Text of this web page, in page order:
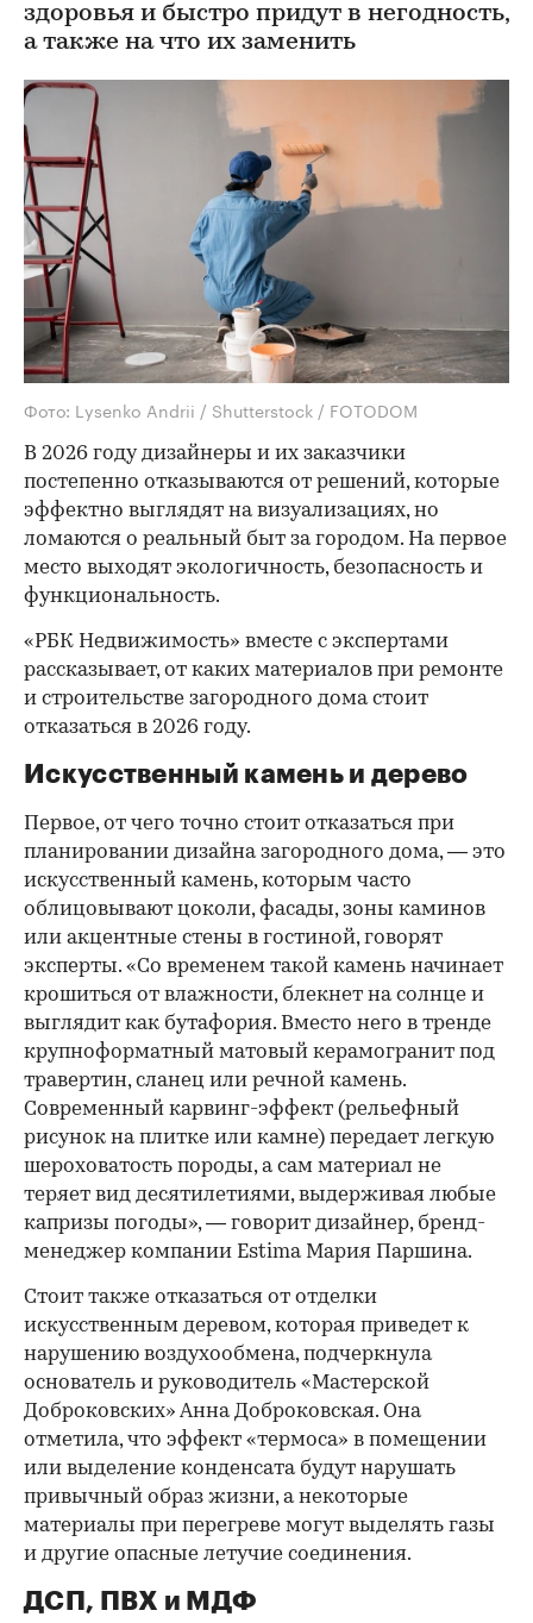
здоровья и быстро придут в негодность,
а также на что их заменить
Фото: Lysenko Andrii / Shutterstock / FOTODOM
В 2026 году дизайнеры и их заказчики
постепенно отказываются от решений, которые
эффектно выглядят на визуализациях, но
ломаются о реальный быт за городом. На первое
место выходят экологичность, безопасность и
функциональность.
«РБК Недвижимость» вместе с экспертами
рассказывает, от каких материалов при ремонте
и строительстве загородного дома стоит
отказаться в 2026 году.
Искусственный камень и дерево
00:00 / 00:00
Первое, от чего точно стоит отказаться при
планировании дизайна загородного дома, — это
искусственный камень, которым часто
облицовывают цоколи, фасады, зоны каминов
или акцентные стены в гостиной, говорят
эксперты. «Со временем такой камень начинает
крошиться от влажности, блекнет на солнце и
выглядит как бутафория. Вместо него в тренде
крупноформатный матовый керамогранит под
травертин, сланец или речной камень.
Современный карвинг-эффект (рельефный
рисунок на плитке или камне) передает легкую
шероховатость породы, а сам материал не
теряет вид десятилетиями, выдерживая любые
капризы погоды», — говорит дизайнер, бренд-
менеджер компании Estima Мария Паршина.
Стоит также отказаться от отделки
искусственным деревом, которая приведет к
нарушению воздухообмена, подчеркнула
основатель и руководитель «Мастерской
Доброковских» Анна Доброковская. Она
отметила, что эффект «термоса» в помещении
или выделение конденсата будут нарушать
привычный образ жизни, а некоторые
материалы при перегреве могут выделять газы
и другие опасные летучие соединения.
ДСП, ПВХ и МДФ